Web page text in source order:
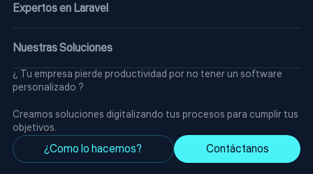
Expertos en Laravel
Nuestras Soluciones
¿ Tu empresa pierde productividad por no tener un software
personalizado ?
Creamos soluciones digitalizando tus procesos para cumplir tus
objetivos.
¿Como lo hacemos? Contáctanos